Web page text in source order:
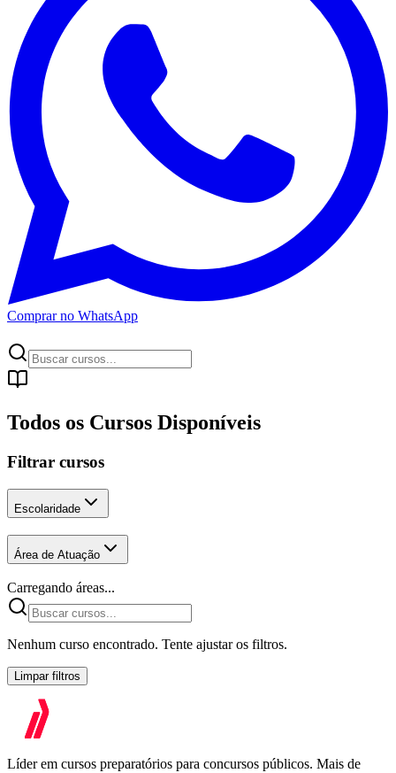
Comprar no WhatsApp
Todos os Cursos Disponíveis
Filtrar cursos
Escolaridade
Área de Atuação
Carregando áreas...
Nenhum curso encontrado. Tente ajustar os filtros.
Limpar filtros
Líder em cursos preparatórios para concursos públicos. Mais de